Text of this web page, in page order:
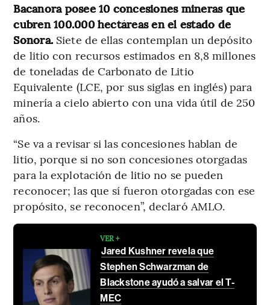
Bacanora posee 10 concesiones mineras que
cubren 100.000 hectáreas en el estado de
Sonora. Siete de ellas contemplan un depósito
de litio con recursos estimados en 8,8 millones
de toneladas de Carbonato de Litio
Equivalente (LCE, por sus siglas en inglés) para
minería a cielo abierto con una vida útil de 250
años.
“Se va a revisar si las concesiones hablan de
litio, porque si no son concesiones otorgadas
para la explotación de litio no se pueden
reconocer; las que sí fueron otorgadas con ese
propósito, se reconocen”, declaró AMLO.
VER +
Jared Kushner revela que
Stephen Schwarzman de
Blackstone ayudó a salvar el T-
MEC